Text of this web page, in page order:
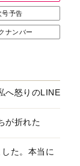
号予告
ナンバー
へ怒りのLINE
が折れた
た。本当に